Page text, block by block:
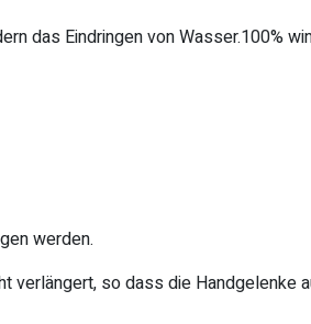
das Eindringen von Wasser.100%
werden.
so dass die Handgelenke